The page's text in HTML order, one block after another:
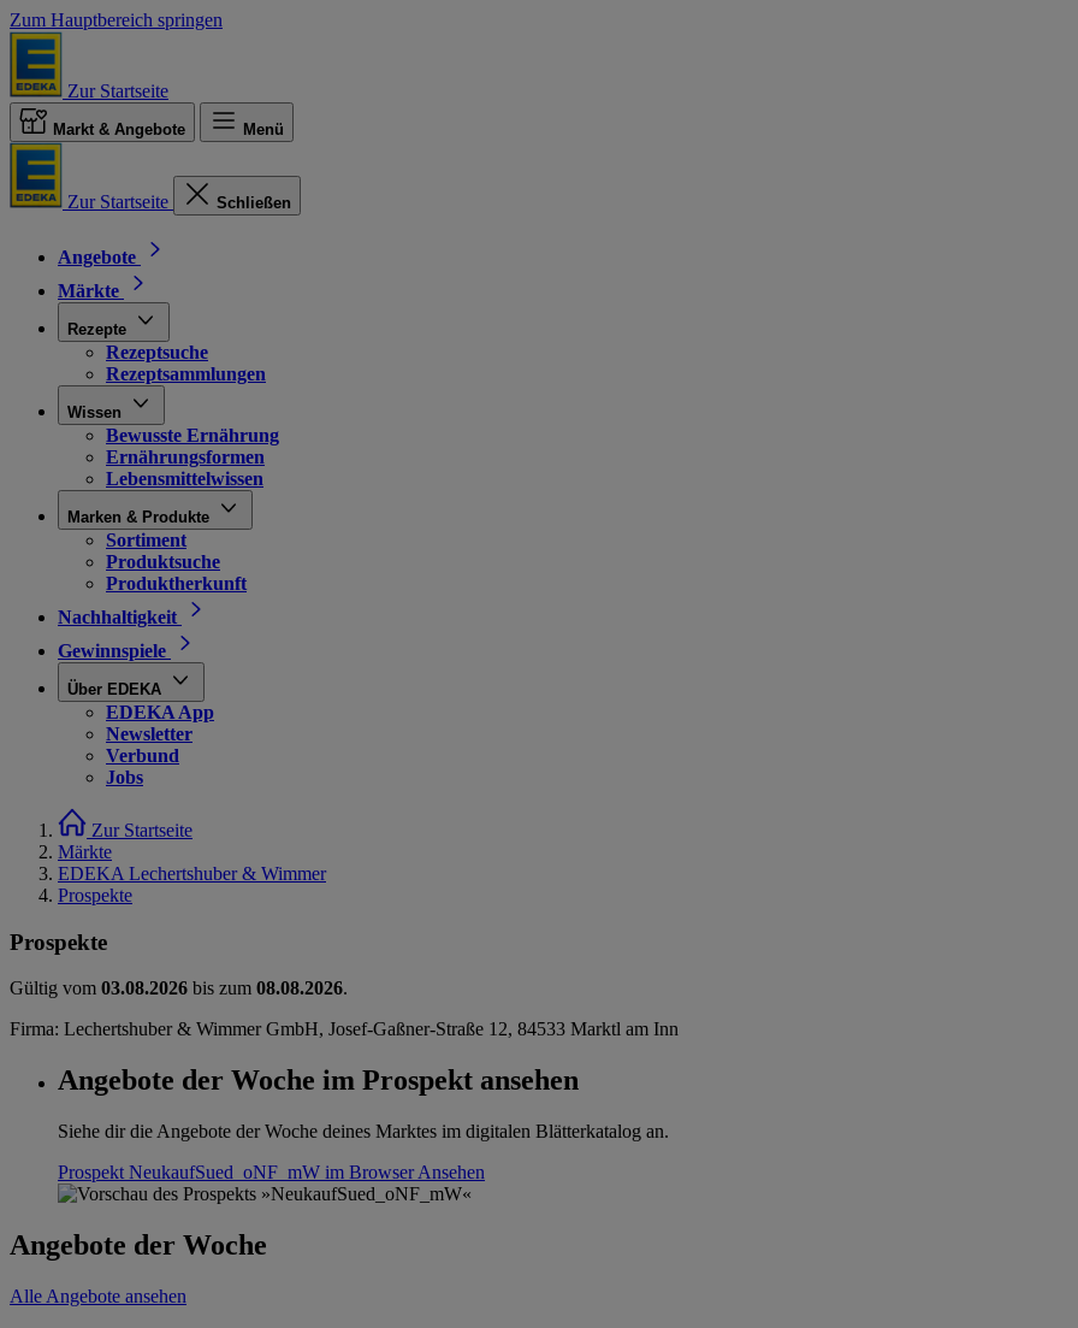
Zum Hauptbereich springen
Zur Startseite
Markt & Angebote Menü
Zur Startseite Schließen
Angebote
Märkte
Rezepte
Rezeptsuche
Rezeptsammlungen
Wissen
Bewusste Ernährung
Ernährungsformen
Lebensmittelwissen
Marken & Produkte
Sortiment
Produktsuche
Produktherkunft
Nachhaltigkeit
Gewinnspiele
Über EDEKA
EDEKA App
Newsletter
Verbund
Jobs
Zur Startseite
Märkte
EDEKA Lechertshuber & Wimmer
Prospekte
Prospekte
Gültig vom 03.08.2026 bis zum 08.08.2026.
Firma: Lechertshuber & Wimmer GmbH, Josef-Gaßner-Straße 12, 84533 Marktl am Inn
Angebote der Woche im Prospekt ansehen
Siehe dir die Angebote der Woche deines Marktes im digitalen Blätterkatalog an.
Prospekt NeukaufSued_oNF_mW im BrowserAnsehen
Angebote der Woche
Alle Angebote ansehen